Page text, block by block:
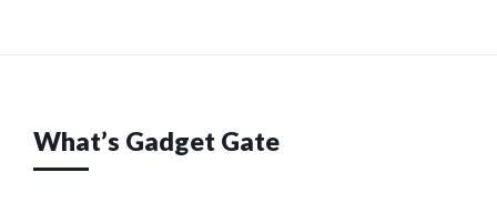
What’s Gadget Gate